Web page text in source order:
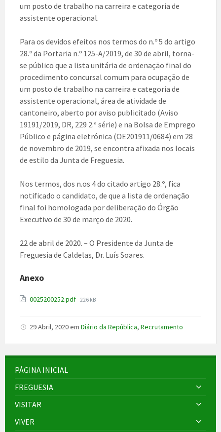
um posto de trabalho na carreira e categoria de
assistente operacional.
Para os devidos efeitos nos termos do n.º 5 do artigo
28.º da Portaria n.º 125-A/2019, de 30 de abril, torna-
se público que a lista unitária de ordenação final do
procedimento concursal comum para ocupação de
um posto de trabalho na carreira e categoria de
assistente operacional, área de atividade de
cantoneiro, aberto por aviso publicitado (Aviso
19191/2019, DR, 229 2.ª série) e na Bolsa de Emprego
Público e página eletrónica (OE201911/0684) em 28
de novembro de 2019, se encontra afixada nos locais
de estilo da Junta de Freguesia.
Nos termos, dos n.os 4 do citado artigo 28.º, fica
notificado o candidato, de que a lista de ordenação
final foi homologada por deliberação do Órgão
Executivo de 30 de março de 2020.
22 de abril de 2020. – O Presidente da Junta de
Freguesia de Caldelas, Dr. Luís Soares.
Anexo
0025200252.pdf File
226 kB
29 Abril, 2020em Diário da República, Recrutamento
PÁGINA INICIAL
FREGUESIA
VISITAR
VIVER